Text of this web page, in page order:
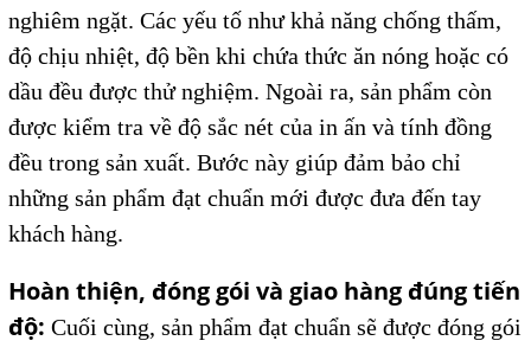
nghiêm ngặt. Các yếu tố như khả năng chống thấm,
độ chịu nhiệt, độ bền khi chứa thức ăn nóng hoặc có
dầu đều được thử nghiệm. Ngoài ra, sản phẩm còn
được kiểm tra về độ sắc nét của in ấn và tính đồng
đều trong sản xuất. Bước này giúp đảm bảo chỉ
những sản phẩm đạt chuẩn mới được đưa đến tay
khách hàng.
Hoàn thiện, đóng gói và giao hàng đúng tiến
độ: Cuối cùng, sản phẩm đạt chuẩn sẽ được đóng gói